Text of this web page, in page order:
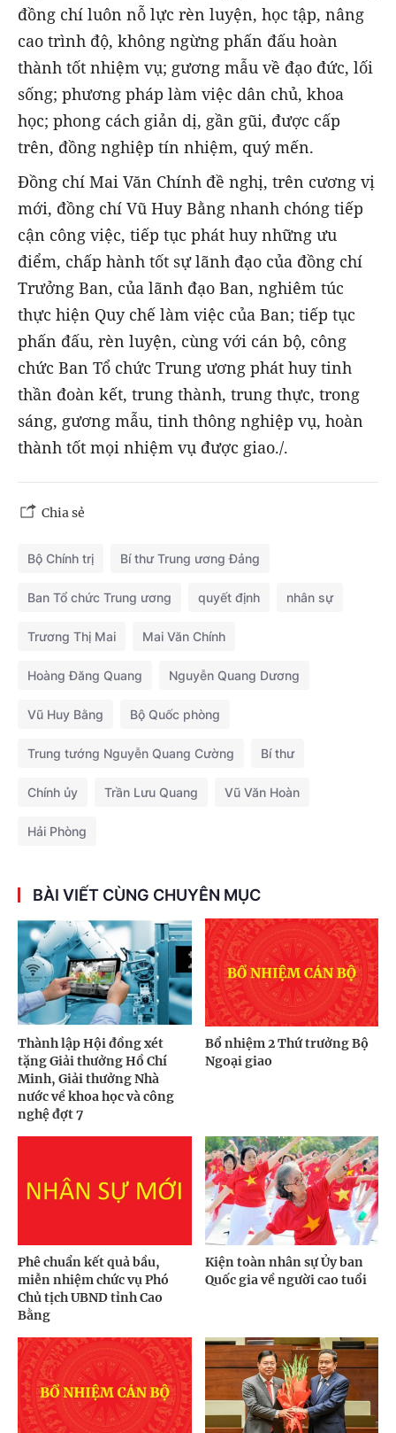
đồng chí luôn nỗ lực rèn luyện, học tập, nâng
cao trình độ, không ngừng phấn đấu hoàn
thành tốt nhiệm vụ; gương mẫu về đạo đức, lối
sống; phương pháp làm việc dân chủ, khoa
học; phong cách giản dị, gần gũi, được cấp
trên, đồng nghiệp tín nhiệm, quý mến.
Đồng chí Mai Văn Chính đề nghị, trên cương vị
mới, đồng chí Vũ Huy Bằng nhanh chóng tiếp
cận công việc, tiếp tục phát huy những ưu
điểm, chấp hành tốt sự lãnh đạo của đồng chí
Trưởng Ban, của lãnh đạo Ban, nghiêm túc
thực hiện Quy chế làm việc của Ban; tiếp tục
phấn đấu, rèn luyện, cùng với cán bộ, công
chức Ban Tổ chức Trung ương phát huy tinh
thần đoàn kết, trung thành, trung thực, trong
sáng, gương mẫu, tinh thông nghiệp vụ, hoàn
thành tốt mọi nhiệm vụ được giao./.
Chia sẻ
Bộ Chính trị Bí thư Trung ương Đảng
Ban Tổ chức Trung ương quyết định nhân sự
Trương Thị Mai Mai Văn Chính
Hoàng Đăng Quang Nguyễn Quang Dương
Vũ Huy Bằng Bộ Quốc phòng
Trung tướng Nguyễn Quang Cường Bí thư
Chính ủy Trần Lưu Quang Vũ Văn Hoàn
Hải Phòng
BÀI VIẾT CÙNG CHUYÊN MỤC
Thành lập Hội đồng xét
tặng Giải thưởng Hồ Chí
Minh, Giải thưởng Nhà
nước về khoa học và công
nghệ đợt 7
Bổ nhiệm 2 Thứ trưởng Bộ
Ngoại giao
Phê chuẩn kết quả bầu,
miễn nhiệm chức vụ Phó
Chủ tịch UBND tỉnh Cao
Bằng
Kiện toàn nhân sự Ủy ban
Quốc gia về người cao tuổi